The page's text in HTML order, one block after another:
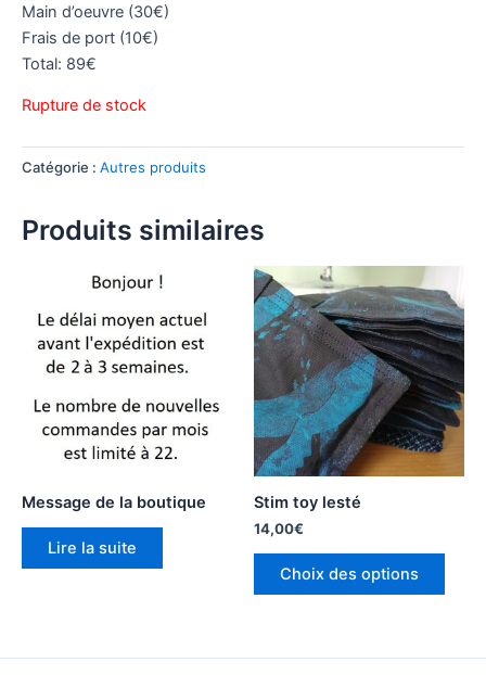
Main d’oeuvre (30€)
Frais de port (10€)
Total: 89€
Rupture de stock
Catégorie : Autres produits
Produits similaires
Message de la boutique
Lire la suite
Stim toy lesté
14,00€
Choix des options
Ce